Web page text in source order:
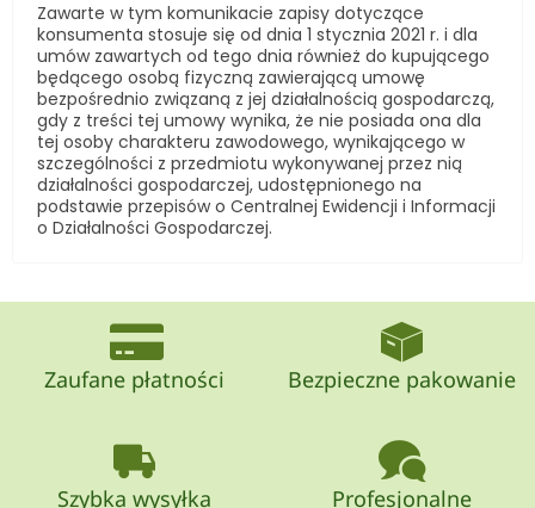
Zawarte w tym komunikacie zapisy dotyczące
konsumenta stosuje się od dnia 1 stycznia 2021 r. i dla
umów zawartych od tego dnia również do kupującego
będącego osobą fizyczną zawierającą umowę
bezpośrednio związaną z jej działalnością gospodarczą,
gdy z treści tej umowy wynika, że nie posiada ona dla
tej osoby charakteru zawodowego, wynikającego w
szczególności z przedmiotu wykonywanej przez nią
działalności gospodarczej, udostępnionego na
podstawie przepisów o Centralnej Ewidencji i Informacji
o Działalności Gospodarczej.
Zaufane płatności Bezpieczne pakowanie
Szybka wysyłka
Profesjonalne